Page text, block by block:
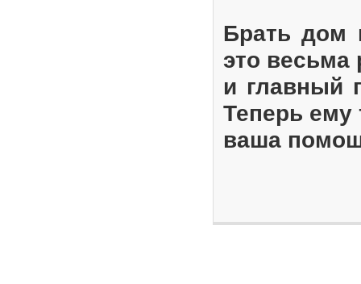
Брать дом
это весьма
и главный
Теперь ему
ваша